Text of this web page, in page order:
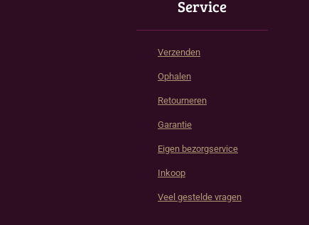
Service
Verzenden
Ophalen
Retourneren
Garantie
Eigen bezorgservice
Inkoop
Veel gestelde vragen